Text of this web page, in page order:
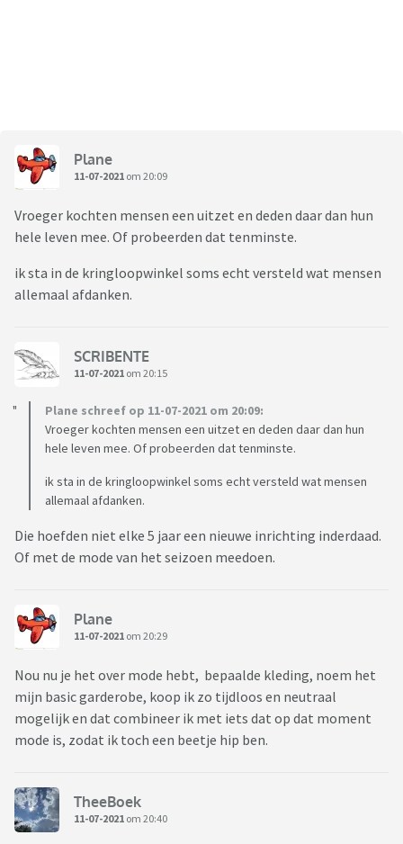
Plane
11-07-2021 om 20:09
Vroeger kochten mensen een uitzet en deden daar dan hun
hele leven mee. Of probeerden dat tenminste.
ik sta in de kringloopwinkel soms echt versteld wat mensen
allemaal afdanken.
SCRIBENTE
11-07-2021 om 20:15
Plane schreef op 11-07-2021 om 20:09:
Vroeger kochten mensen een uitzet en deden daar dan hun
hele leven mee. Of probeerden dat tenminste.
ik sta in de kringloopwinkel soms echt versteld wat mensen
allemaal afdanken.
Die hoefden niet elke 5 jaar een nieuwe inrichting inderdaad.
Of met de mode van het seizoen meedoen.
Plane
11-07-2021 om 20:29
Nou nu je het over mode hebt, bepaalde kleding, noem het
mijn basic garderobe, koop ik zo tijdloos en neutraal
mogelijk en dat combineer ik met iets dat op dat moment
mode is, zodat ik toch een beetje hip ben.
TheeBoek
11-07-2021 om 20:40